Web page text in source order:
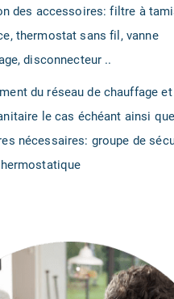
des accessoires: filtre à
thermostat sans fil, vanne
disconnecteur ..
du réseau de chauffage
le cas échéant ainsi
nécessaires: groupe de